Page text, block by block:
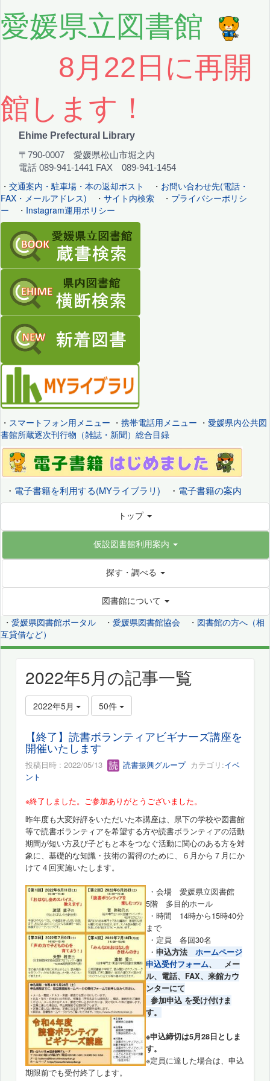
愛媛県立図書館
8月22日に再開
館します！
Ehime Prefectural Library
〒790-0007 愛媛県松山市堀之内
電話 089-941-1441 FAX 089-941-1454
・ 交通案内・駐車場・本の返却ポスト ・ お問い合わせ先(電話・
FAX・メールアドレス) ・ サイト内検索 ・ プライバシーポリシ
ー ・ Instagram運用ポリシー
・ スマートフォン用メニュー ・ 携帯電話用メニュー ・ 愛媛県内公共図
書館所蔵逐次刊行物（雑誌・新聞）総合目録
・ 電子書籍を利用する(MYライブラリ) ・ 電子書籍の案内
トップ
仮設図書館利用案内
探す・調べる
図書館について
・ 愛媛県図書館ポータル ・ 愛媛県図書館協会 ・ 図書館の方へ（相
互貸借など）
2022年5月の記事一覧
2022年5月 50件
【終了】読書ボランティアビギナーズ講座を
開催いたします
投稿日時 : 2022/05/13 読書振興グループカテゴリ:イベ
ント
※終了しました。ご参加ありがとうございました。
昨年度も大変好評をいただいた本講座は、県下の学校や図書館
等で読書ボランティアを希望する方や読書ボランティアの活動
期間が短い方及び子どもと本をつなぐ活動に関心のある方を対
象に、基礎的な知識・技術の習得のために、６月から７月にか
けて４回実施いたします。
・会場 愛媛県立図書館
5階 多目的ホール
・時間 14時から15時40分
まで
・定員 各回30名
・ 申込方法 ホームページ
申込受付フォーム、 メー
ル、電話、FAX、来館カウ
ンターにて
参加申込 を受け付けま
す。
※申込締切は5月28日としま
す。
※定員に達した場合は、申込
期限前でも受付終了します。